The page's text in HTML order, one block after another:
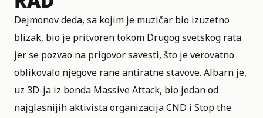
Dejmonov deda, sa kojim je muzičar bio izuzetno
blizak, bio je pritvoren tokom Drugog svetskog rata
jer se pozvao na prigovor savesti, što je verovatno
oblikovalo njegove rane antiratne stavove. Albarn je,
uz 3D-ja iz benda Massive Attack, bio jedan od
najglasnijih aktivista organizacija CND i Stop the